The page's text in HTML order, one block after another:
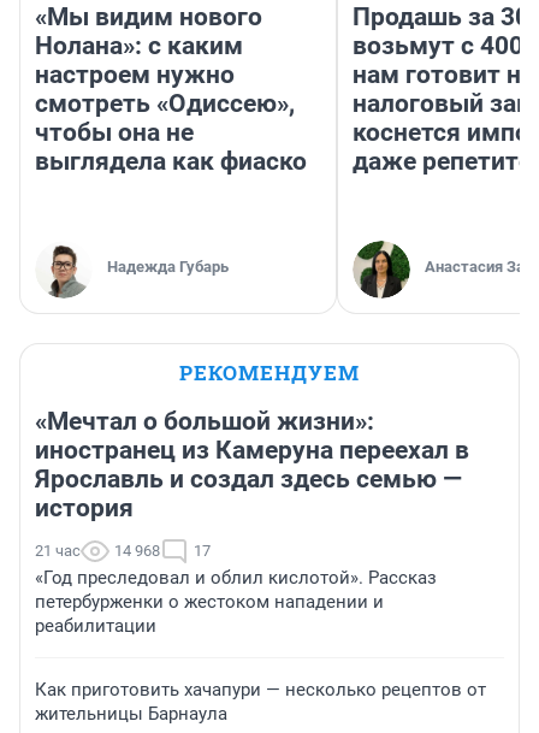
«Мы видим нового
Нолана»: с каким
настроем нужно
смотреть «Одиссею»,
чтобы она не
выглядела как фиаско
Надежда Губарь
Продашь за
возьмут с
нам готовит
налоговый
коснется
даже
Анастасия
РЕКОМЕНДУЕМ
«Мечтал о большой жизни»:
иностранец из Камеруна переехал в
Ярославль и создал здесь семью —
история
21 час 14 968 17
«Год преследовал и облил кислотой». Рассказ
петербурженки о жестоком нападении и
реабилитации
Как приготовить хачапури — несколько рецептов от
жительницы Барнаула